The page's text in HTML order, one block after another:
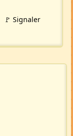
🚩 Signaler